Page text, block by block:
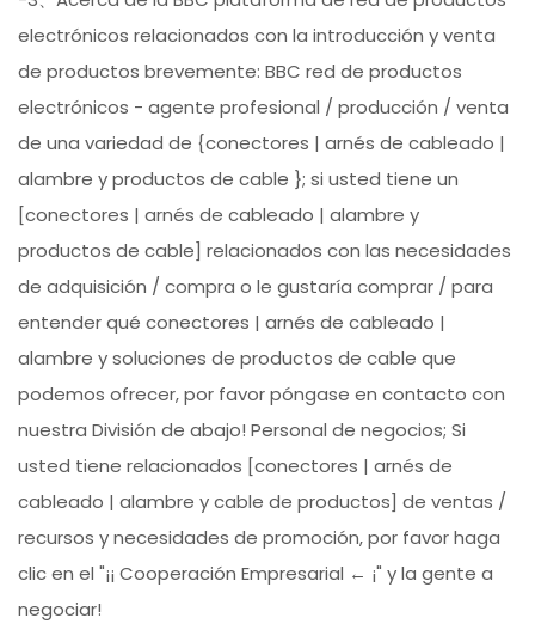
electrónicos relacionados con la introducción y venta
de productos brevemente: BBC red de productos
electrónicos - agente profesional / producción / venta
de una variedad de {conectores | arnés de cableado |
alambre y productos de cable }; si usted tiene un
[conectores | arnés de cableado | alambre y
productos de cable] relacionados con las necesidades
de adquisición / compra o le gustaría comprar / para
entender qué conectores | arnés de cableado |
alambre y soluciones de productos de cable que
podemos ofrecer, por favor póngase en contacto con
nuestra División de abajo! Personal de negocios; Si
usted tiene relacionados [conectores | arnés de
cableado | alambre y cable de productos] de ventas /
recursos y necesidades de promoción, por favor haga
clic en el "¡¡ Cooperación Empresarial ← ¡" y la gente a
negociar!